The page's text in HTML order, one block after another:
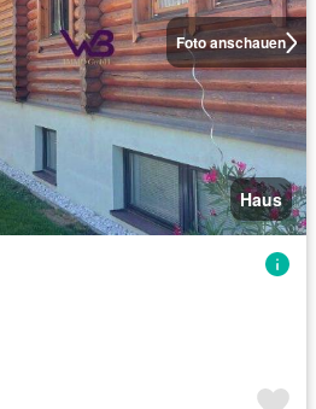
Foto anschauen
Haus